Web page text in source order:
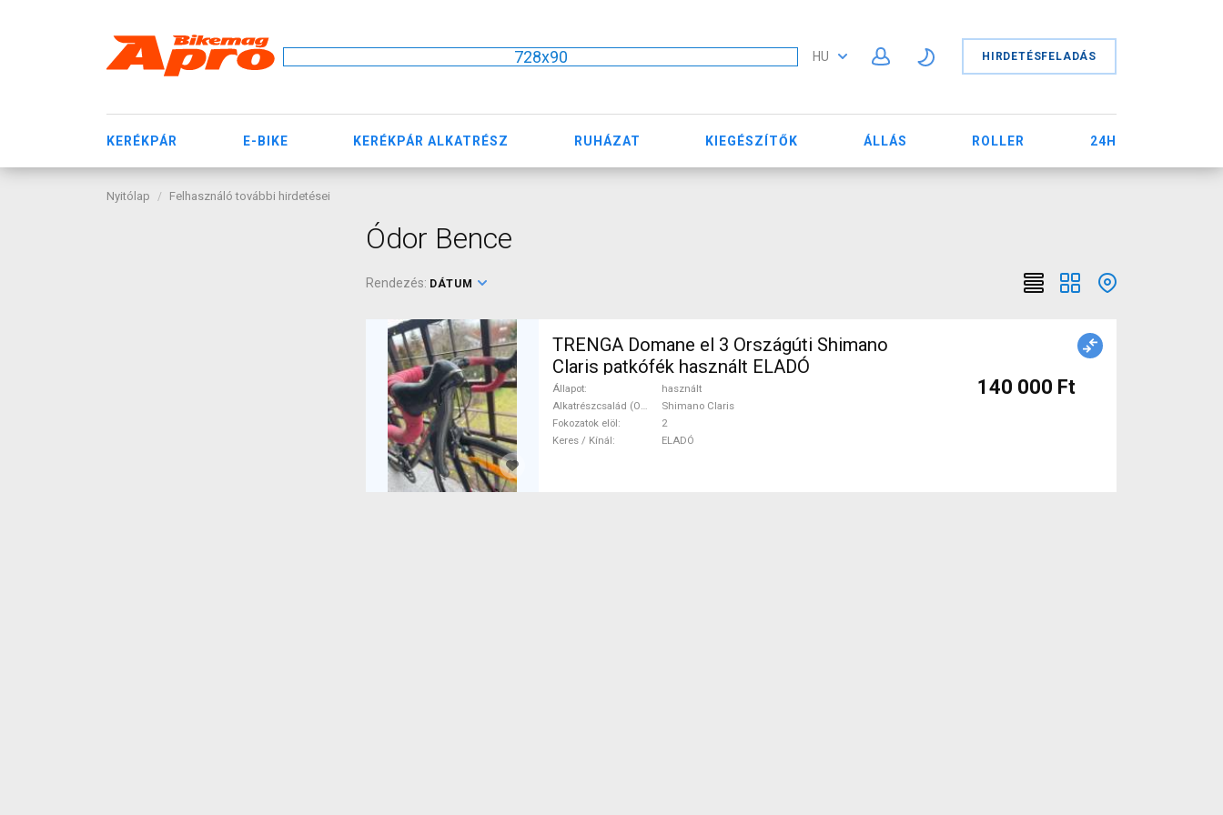
728x90 HU HIRDETÉSFELADÁS
KERÉKPÁR E-BIKE KERÉKPÁR ALKATRÉSZ RUHÁZAT KIEGÉSZÍTŐK ÁLLÁS ROLLER 24H
Nyitólap Felhasználó további hirdetései
Ódor Bence
Rendezés: DÁTUM
TRENGA Domane el 3 Országúti Shimano
Claris patkófék használt ELADÓ
Állapot
használt
Alkatrészcsalád (Outi)
Shimano Claris
Fokozatok elöl
2
Keres / Kínál
ELADÓ
140 000 Ft